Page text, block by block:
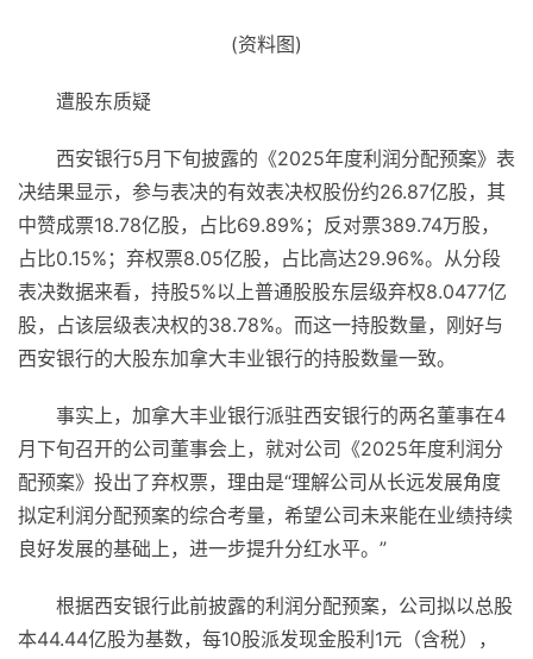
(资料图)
遭股东质疑
西安银行5月下旬披露的《2025年度利润分配预案》表
决结果显示，参与表决的有效表决权股份约26.87亿股，其
中赞成票18.78亿股，占比69.89%；反对票389.74万股，
占比0.15%；弃权票8.05亿股，占比高达29.96%。从分段
表决数据来看，持股5%以上普通股股东层级弃权8.0477亿
股，占该层级表决权的38.78%。而这一持股数量，刚好与
西安银行的大股东加拿大丰业银行的持股数量一致。
事实上，加拿大丰业银行派驻西安银行的两名董事在4
月下旬召开的公司董事会上，就对公司《2025年度利润分
配预案》投出了弃权票，理由是“理解公司从长远发展角度
拟定利润分配预案的综合考量，希望公司未来能在业绩持续
良好发展的基础上，进一步提升分红水平。”
根据西安银行此前披露的利润分配预案，公司拟以总股
本44.44亿股为基数，每10股派发现金股利1元（含税），